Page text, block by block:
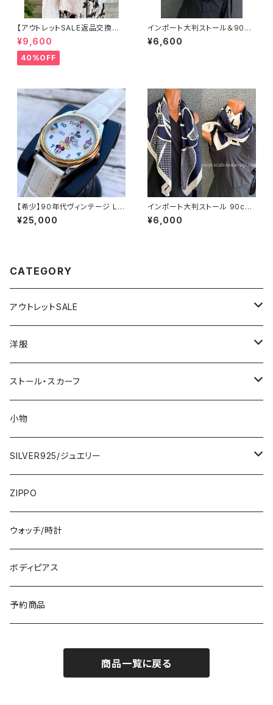
【アウトレットSALE返品交換不
可8/20まで】イタリア製サマー
ジャケット｜Made in ITALY｜
リネン麻 飾りエリ ジャケット/ホ
ワイト
¥9,600
40%OFF
インポート大判ストール＆90c
mスクエア モノトーンスカーフ
｜ホワイト＆ブラック馬ホース
¥6,600
【希少】90年代ヴィンテージ LO
RUS（SEIKO）ミッキーマウス
腕時計（RRS260） 1990年代
¥25,000
インポート大判ストール 90cm
大判スクエア Silk Feeling お
しゃれなツヤスカーフ/ネイビー
¥6,000
CATEGORY
アウトレットSALE
1000円
2000円
3000円
5000円
7000円
洋服
インポートワンピース
ロング・マキシ
ひざ・ミディ
トップス・カーディガン・アウター
カーディガン
イタリア製ジャケット
スカート・パンツ
ストール・スカーフ
大判ストール・ロングスカーフ
小さめスカーフ
コットンストール・スカーフ
冬物・マフラー
小物
SILVER925/ジュエリー
指輪・リング
ネックレス・ペンダントトップ
ピアス・イヤリング
ブレスレット・バングル
ZIPPO
ウォッチ/時計
ボディピアス
予約商品
商品一覧に戻る